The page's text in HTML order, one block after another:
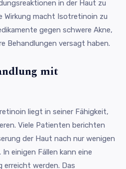
in der Haut zu
Wirkung macht Isotretinoin zu
gegen schwere Akne,
Behandlungen versagt haben.
mit
liegt in seiner Fähigkeit,
Viele Patienten berichten
der Haut nach nur wenigen
einigen Fällen kann eine
erreicht werden. Das